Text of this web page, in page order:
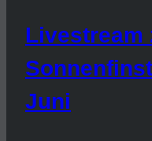
Livestream
Juni